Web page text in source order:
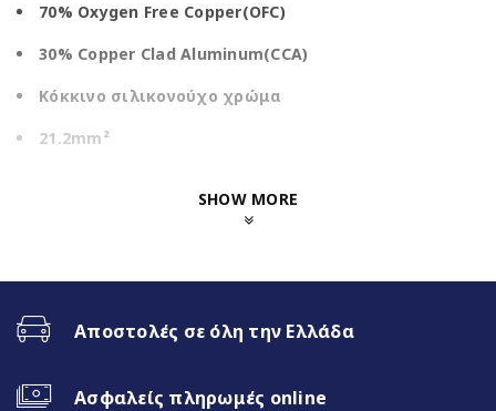
70% Oxygen Free Copper(OFC)
30% Copper Clad Aluminum(CCA)
Κόκκινο σιλικονούχο χρώμα
21.2mm²
SHOW MORE
Αποστολές σε όλη την Ελλάδα
Ασφαλείς πληρωμές online